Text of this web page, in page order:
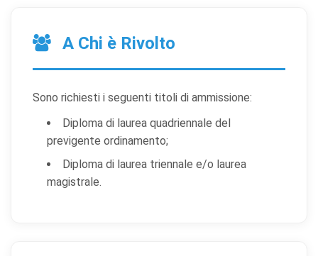
A Chi è Rivolto
Sono richiesti i seguenti titoli di ammissione:
Diploma di laurea quadriennale del
previgente ordinamento;
Diploma di laurea triennale e/o laurea
magistrale.